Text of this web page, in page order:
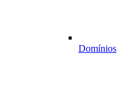
Domínios